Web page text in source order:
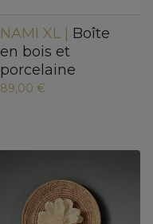
NAMI XL | Boîte
en bois et
porcelaine
89,00 €